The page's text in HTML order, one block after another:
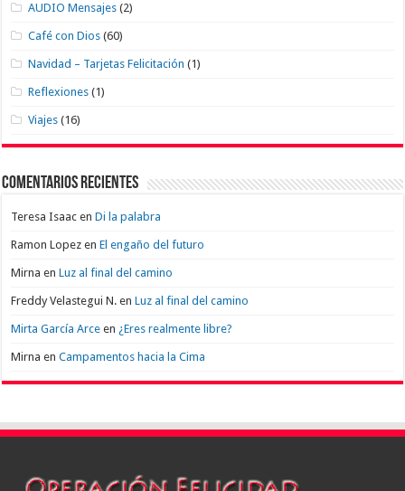
AUDIO Mensajes (2)
Café con Dios (60)
Navidad – Tarjetas Felicitación (1)
Reflexiones (1)
Viajes (16)
Comentarios recientes
Teresa Isaac enDi la palabra
Ramon Lopez enEl engaño del futuro
Mirna enLuz al final del camino
Freddy Velastegui N. enLuz al final del camino
Mirta García Arce en ¿Eres realmente libre?
Mirna enCampamentos hacia la Cima